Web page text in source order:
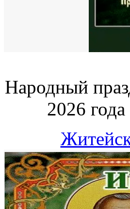
Народный
2026